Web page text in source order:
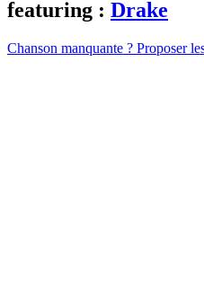
featuring : Drake
Chanson manquante ? Proposer